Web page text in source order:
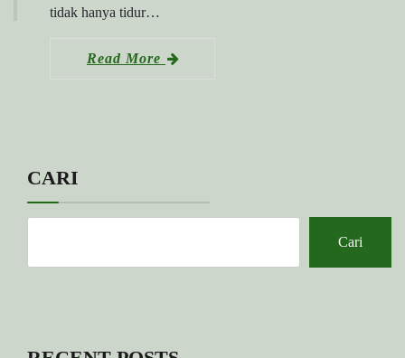
tidak hanya tidur…
Read More
CARI
Cari